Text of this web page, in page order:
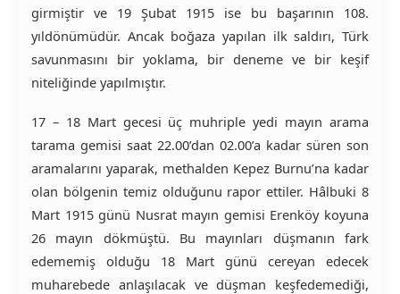
girmiştir ve 19 Şubat 1915 ise bu başarının 108.
yıldönümüdür. Ancak boğaza yapılan ilk saldırı, Türk
savunmasını bir yoklama, bir deneme ve bir keşif
niteliğinde yapılmıştır.
17 – 18 Mart gecesi üç muhriple yedi mayın arama
tarama gemisi saat 22.00’dan 02.00’a kadar süren son
aramalarını yaparak, methalden Kepez Burnu’na kadar
olan bölgenin temiz olduğunu rapor ettiler. Hâlbuki 8
Mart 1915 günü Nusrat mayın gemisi Erenköy koyuna
26 mayın dökmüştü. Bu mayınları düşmanın fark
edememiş olduğu 18 Mart günü cereyan edecek
muharebede anlaşılacak ve düşman keşfedemediği,